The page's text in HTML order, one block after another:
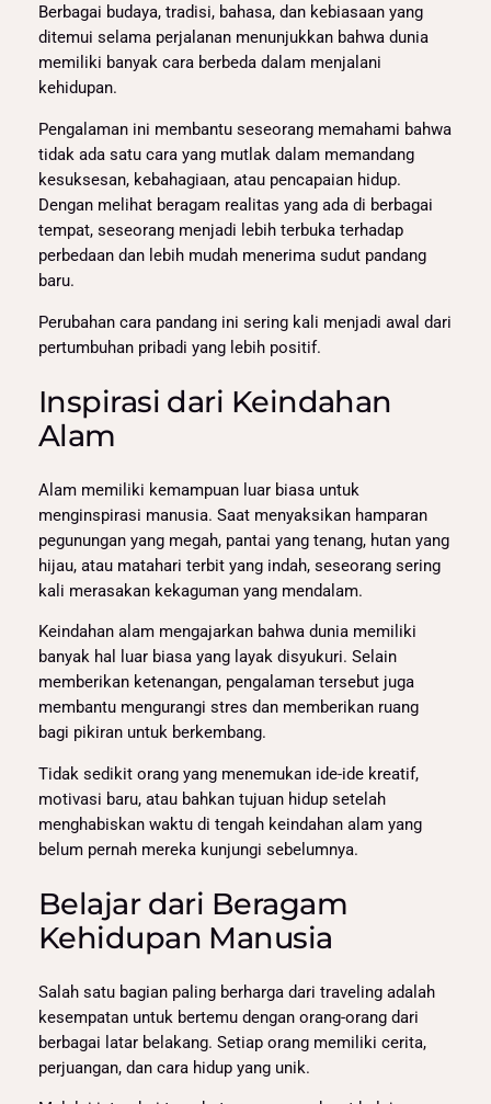
Berbagai budaya, tradisi, bahasa, dan kebiasaan yang
ditemui selama perjalanan menunjukkan bahwa dunia
memiliki banyak cara berbeda dalam menjalani
kehidupan.
Pengalaman ini membantu seseorang memahami bahwa
tidak ada satu cara yang mutlak dalam memandang
kesuksesan, kebahagiaan, atau pencapaian hidup.
Dengan melihat beragam realitas yang ada di berbagai
tempat, seseorang menjadi lebih terbuka terhadap
perbedaan dan lebih mudah menerima sudut pandang
baru.
Perubahan cara pandang ini sering kali menjadi awal dari
pertumbuhan pribadi yang lebih positif.
Inspirasi dari Keindahan
Alam
Alam memiliki kemampuan luar biasa untuk
menginspirasi manusia. Saat menyaksikan hamparan
pegunungan yang megah, pantai yang tenang, hutan yang
hijau, atau matahari terbit yang indah, seseorang sering
kali merasakan kekaguman yang mendalam.
Keindahan alam mengajarkan bahwa dunia memiliki
banyak hal luar biasa yang layak disyukuri. Selain
memberikan ketenangan, pengalaman tersebut juga
membantu mengurangi stres dan memberikan ruang
bagi pikiran untuk berkembang.
Tidak sedikit orang yang menemukan ide-ide kreatif,
motivasi baru, atau bahkan tujuan hidup setelah
menghabiskan waktu di tengah keindahan alam yang
belum pernah mereka kunjungi sebelumnya.
Belajar dari Beragam
Kehidupan Manusia
Salah satu bagian paling berharga dari traveling adalah
kesempatan untuk bertemu dengan orang-orang dari
berbagai latar belakang. Setiap orang memiliki cerita,
perjuangan, dan cara hidup yang unik.